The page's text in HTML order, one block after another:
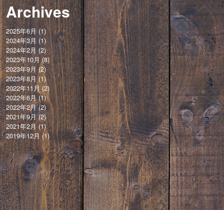
Archives
2025年6月(1)
2024年3月(1)
2024年2月(2)
2023年10月(8)
2023年9月 (2)
2023年8月(1)
2022年11月(2)
2022年6月(1)
2022年2月(2)
2021年9月(2)
2021年2月 (1)
2019年12月(1)